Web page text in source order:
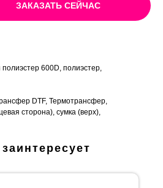
ЗАКАЗАТЬ СЕЙЧАС
600D, полиэстер,
DTF, Термотрансфер,
сторона), сумка (верх),